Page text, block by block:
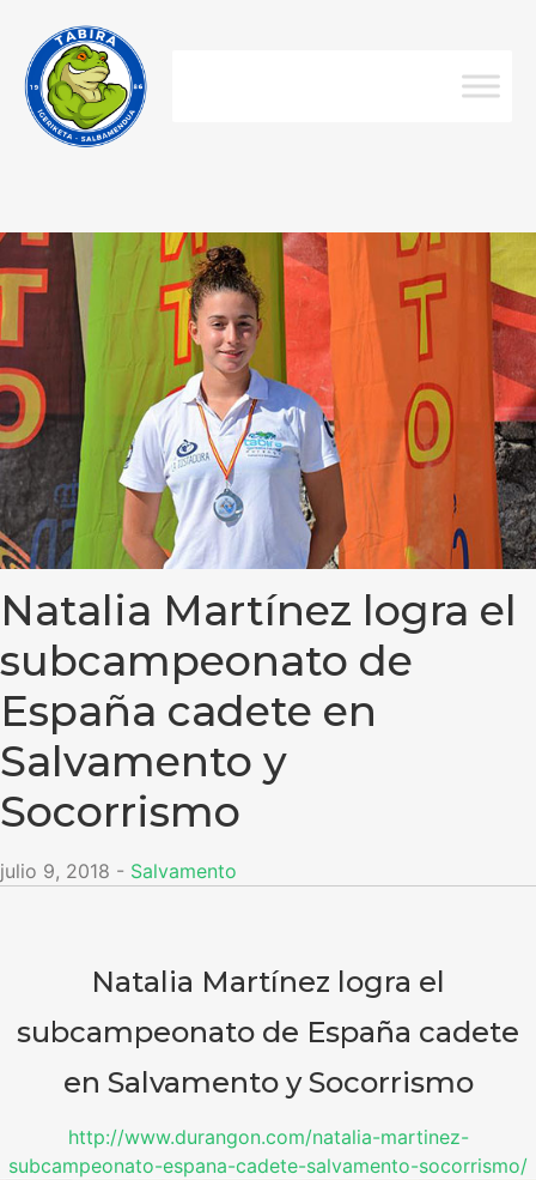
Natalia Martínez logra el
subcampeonato de
España cadete en
Salvamento y
Socorrismo
julio 9, 2018 - Salvamento
Natalia Martínez logra el
subcampeonato de España cadete
en Salvamento y Socorrismo
http://www.durangon.com/natalia-martinez-
subcampeonato-espana-cadete-salvamento-socorrismo/